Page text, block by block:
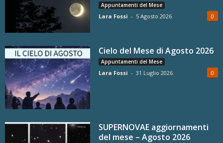
Appuntamenti del Mese
Lara Fossi - 5 Agosto 2026 0
Cielo del Mese di Agosto 2026
Appuntamenti del Mese
Lara Fossi - 31 Luglio 2026 0
SUPERNOVAE aggiornamenti
del mese – Agosto 2026